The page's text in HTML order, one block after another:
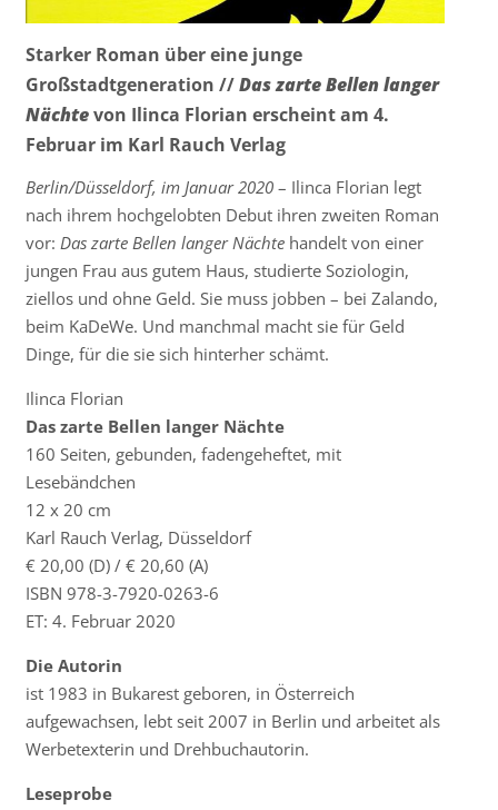
Starker Roman über eine junge
Großstadtgeneration //Das zarte Bellen langer
Nächtevon Ilinca Florian erscheint am 4.
Februar im Karl Rauch Verlag
Berlin/Düsseldorf, im Januar 2020– Ilinca Florian legt
nach ihrem hochgelobten Debut ihren zweiten Roman
vor: Das zarte Bellen langer Nächtehandelt von einer
jungen Frau aus gutem Haus, studierte Soziologin,
ziellos und ohne Geld. Sie muss jobben – bei Zalando,
beim KaDeWe. Und manchmal macht sie für Geld
Dinge, für die sie sich hinterher schämt.
Ilinca Florian
Das zarte Bellen langer Nächte
160 Seiten, gebunden, fadengeheftet, mit
Lesebändchen
12 x 20 cm
Karl Rauch Verlag, Düsseldorf
€ 20,00 (D) / € 20,60 (A)
ISBN 978-3-7920-0263-6
ET: 4. Februar 2020
Die Autorin
ist 1983 in Bukarest geboren, in Österreich
aufgewachsen, lebt seit 2007 in Berlin und arbeitet als
Werbetexterin und Drehbuchautorin.
Leseprobe